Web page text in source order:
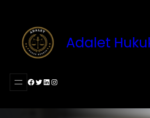
Adalet
Facebook
Twitter
LinkedIn
Instagram